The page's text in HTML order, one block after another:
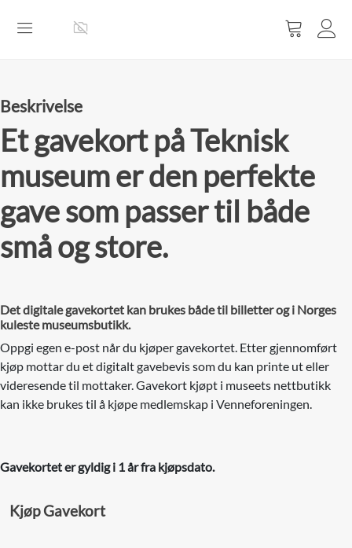
Beskrivelse
Et gavekort på Teknisk
museum er den perfekte
gave som passer til både
små og store.
Det digitale gavekortet kan brukes både til billetter og i Norges
kuleste museumsbutikk.
Oppgi egen e-post når du kjøper gavekortet. Etter gjennomført
kjøp mottar du et digitalt gavebevis som du kan printe ut eller
videresende til mottaker. Gavekort kjøpt i museets nettbutikk
kan ikke brukes til å kjøpe medlemskap i Venneforeningen.
Gavekortet er gyldig i 1 år fra kjøpsdato.
Kjøp Gavekort